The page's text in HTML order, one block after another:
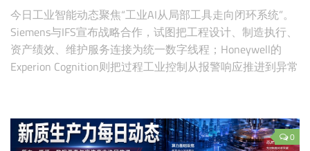
今日工业智能动态聚焦“工业AI从局部工具走向闭环系统”。
Siemens与IFS宣布战略合作，试图把工程设计、制造执行、
资产绩效、维护服务连接为统一数字线程；Honeywell的
Experion Cognition则把过程工业控制从报警响应推进到异常
资论证不应只看传统ROI。
0